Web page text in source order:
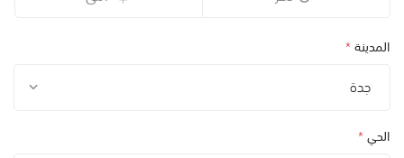
المدينة*
جدة
الحي*